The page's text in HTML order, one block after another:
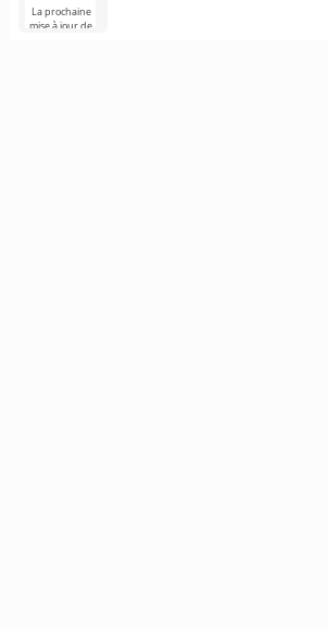
La prochaine
mise à jour de